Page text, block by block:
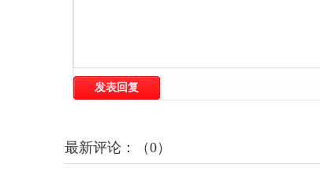
发表回复
最新评论：（0）